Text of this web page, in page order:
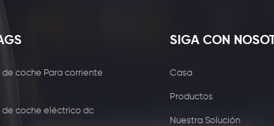
coche Para corriente
de coche eléctrico dc
SIGA CON
Casa
Productos
Nuestra Solución